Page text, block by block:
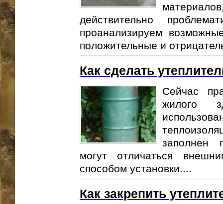
действительно
проанализируем
положительные и
Как сделать
Сейчас
жилого
заполнен
могут отличаться
способом установки....
Как закрепить